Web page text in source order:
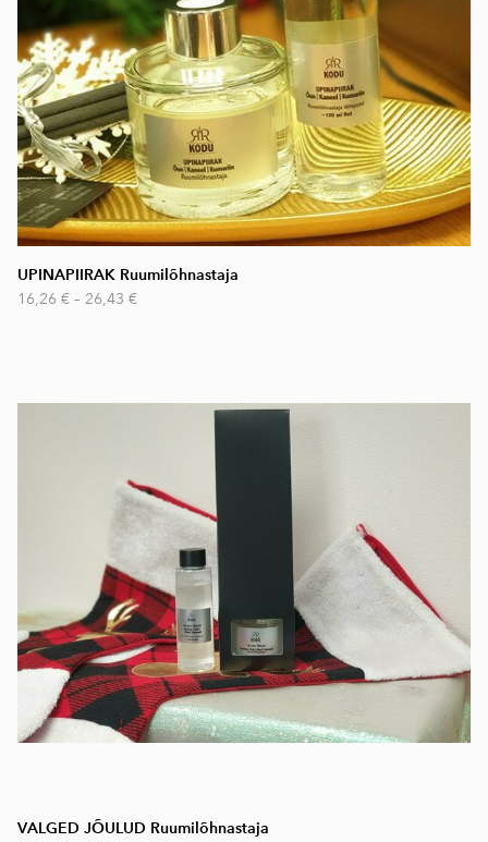
UPINAPIIRAK Ruumilõhnastaja
16,26 € – 26,43 €
VALGED JÕULUD Ruumilõhnastaja